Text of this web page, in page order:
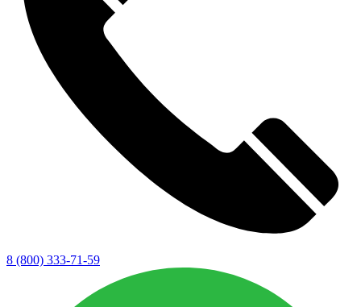
8 (800) 333-71-59